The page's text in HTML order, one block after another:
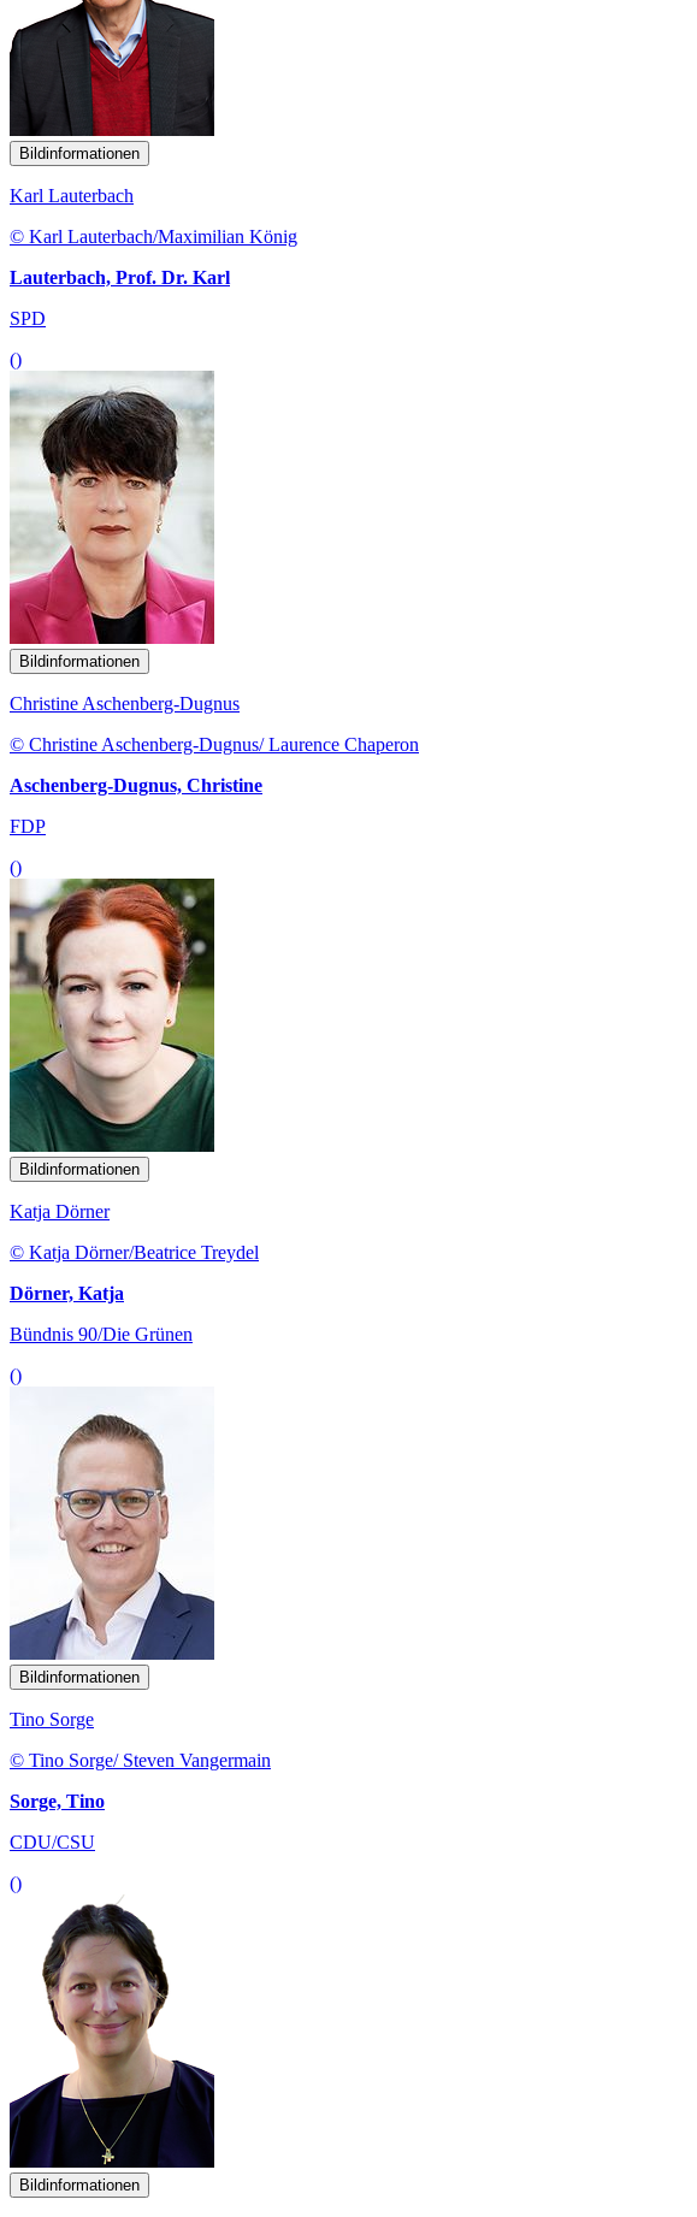
Bildinformationen
Karl Lauterbach
© Karl Lauterbach/Maximilian König
Lauterbach, Prof. Dr. Karl
SPD
()
Bildinformationen
Christine Aschenberg-Dugnus
© Christine Aschenberg-Dugnus/ Laurence Chaperon
Aschenberg-Dugnus, Christine
FDP
()
Bildinformationen
Katja Dörner
© Katja Dörner/Beatrice Treydel
Dörner, Katja
Bündnis 90/Die Grünen
()
Bildinformationen
Tino Sorge
© Tino Sorge/ Steven Vangermain
Sorge, Tino
CDU/CSU
()
Bildinformationen